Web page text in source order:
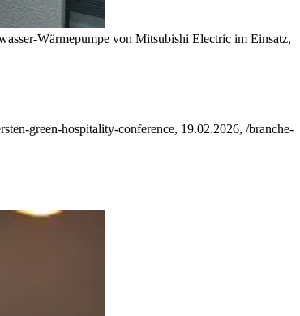
Wärmepumpe von Mitsubishi Electric im Einsatz,
green-hospitality-conference, 19.02.2026, /branche-